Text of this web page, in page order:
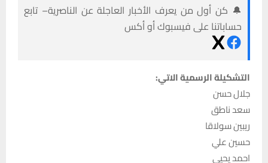
🔔 كن أول من يعرف الأخبار العاجلة عن الناصرية– تابع
حساباتنا على فيسبوك أو أكس
التشكيلة الرسمية الاتي:
جلال حسن
سعد ناطق
ريبين سولاقا
حسين علي
احمد يحيى